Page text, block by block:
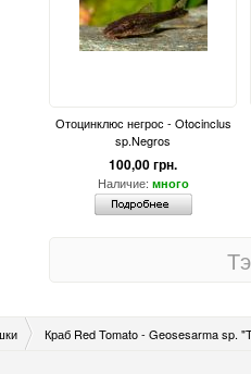
Отоцинклюс негрос - Otocinclus
sp.Negros
100,00 грн.
Наличие: много
Краб Red Tomato - Geosesarma sp.